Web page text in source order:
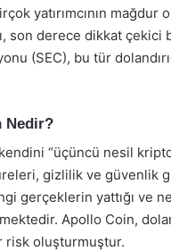
yatırımcının mağdur
son derece dikkat
(SEC), bu tür
Nedir?
“üçüncü nesil
gizlilik ve güvenlik
gerçeklerin yattığı ve
Apollo Coin,
risk oluşturmuştur.